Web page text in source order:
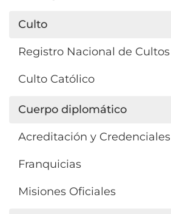
Culto
Registro Nacional de Cultos
Culto Católico
Cuerpo diplomático
Acreditación y Credenciales
Franquicias
Misiones Oficiales